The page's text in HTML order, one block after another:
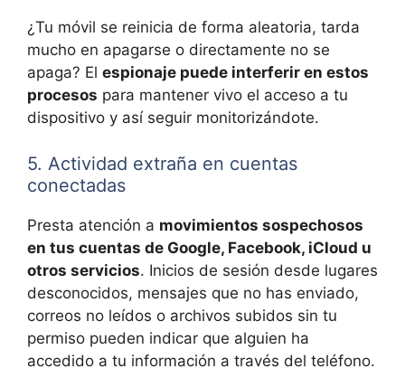
¿Tu móvil se reinicia de forma aleatoria, tarda
mucho en apagarse o directamente no se
apaga? El espionaje puede interferir en estos
procesos para mantener vivo el acceso a tu
dispositivo y así seguir monitorizándote.
5. Actividad extraña en cuentas
conectadas
Presta atención a movimientos sospechosos
en tus cuentas de Google, Facebook, iCloud u
otros servicios. Inicios de sesión desde lugares
desconocidos, mensajes que no has enviado,
correos no leídos o archivos subidos sin tu
permiso pueden indicar que alguien ha
accedido a tu información a través del teléfono.